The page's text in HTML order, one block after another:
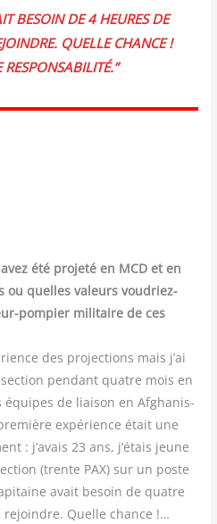
BESOIN DE 4 HEURES DE
QUELLE CHANCE !
été pro­je­té en MCD et en
ou quelles valeurs vou­driez-
pom­pier mili­taire de ces
des pro­jec­tions mais j’ai
pen­dant quatre mois en
équipes de liai­son en Afgha­nis­
expé­rience était une
: j’avais 23 ans, j’étais jeune
(trente PAX) sur un poste
avait besoin de quatre
Quelle chance !…